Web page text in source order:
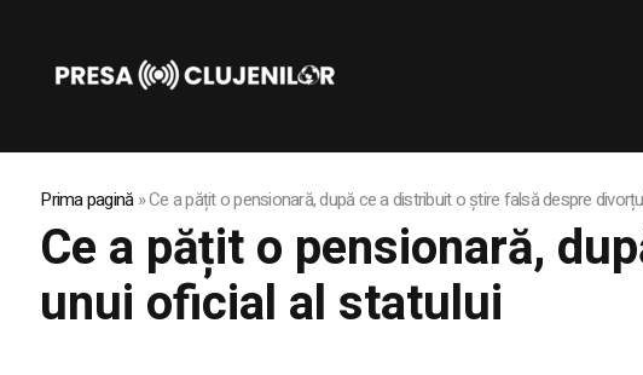
Prima pagină»Ce a pățit o pensionară, după ce a distribuit o știre falsă despre
Ce a pățit o pensionară,
unui oficial al statului